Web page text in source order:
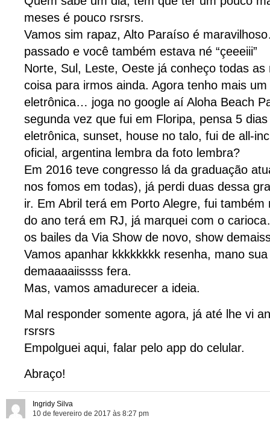
meses é pouco rsrsrs.
Vamos sim rapaz, Alto Paraíso é
passado e você também estava né “çeeeiii”
Norte, Sul, Leste, Oeste já conheço todas
coisa para irmos ainda. Agora tenho mais
eletrônica… joga no google aí Aloha Beach
segunda vez que fui em Floripa, pensa 5
eletrônica, sunset, house no talo, fui de all-
oficial, argentina lembra da foto lembra?
Em 2016 teve congresso lá da graduação
nos fomos em todas), já perdi duas dessa
ir. Em Abril terá em Porto Alegre, fui
do ano terá em RJ, já marquei com o
os bailes da Via Show de novo, show
Vamos apanhar kkkkkkkk resenha, mano
demaaaaiissss fera.
Mas, vamos amadurecer a ideia.
Mal responder somente agora, já até lhe vi
rsrsrs
Empolguei aqui, falar pelo app do celular.
Abraço!
Ingridy Silva
10 de fevereiro de 2017 às 8:27 pm